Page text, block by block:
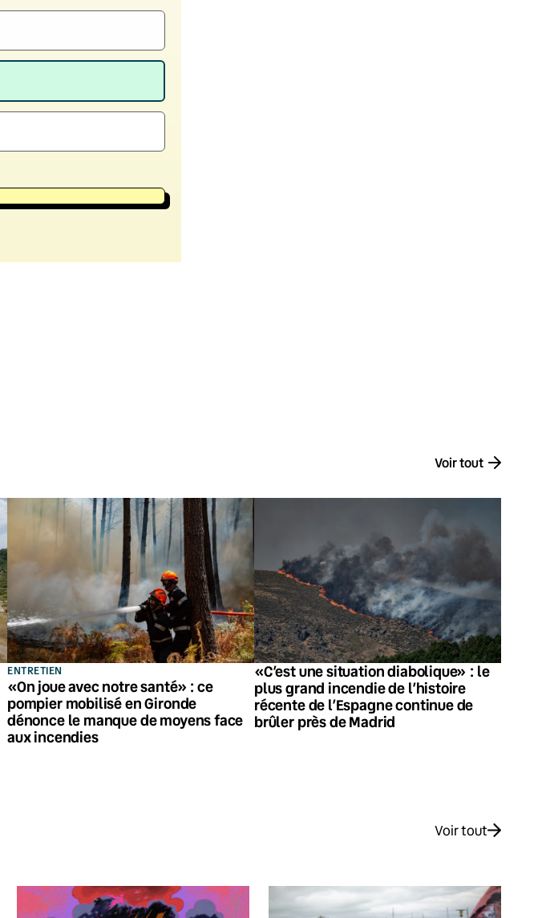
Voir tout
ENTRETIEN
«On joue avec notre santé» : ce
pompier mobilisé en Gironde
dénonce le manque de moyens face
aux incendies
«C’est une situation diabolique» : le
plus grand incendie de l’histoire
récente de l’Espagne continue de
brûler près de Madrid
Voir tout